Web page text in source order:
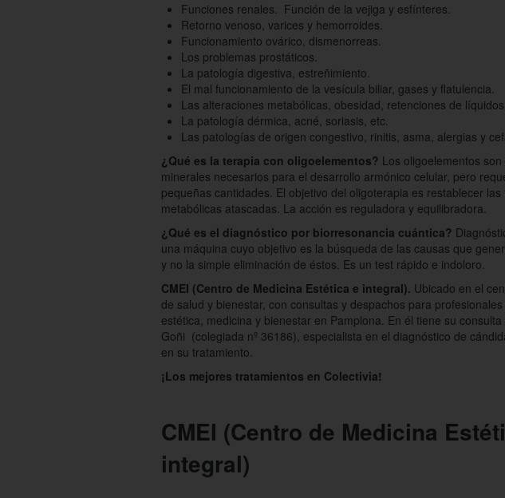
Funciones renales. Función de la vejiga y esfínteres.
Retorno venoso, varices y hemorroides.
Funcionamiento ovárico, dismenorreas.
Los problemas prostáticos.
La patología digestiva, estreñimiento.
El mal funcionamiento de la vesícula biliar, gases y flatulencia.
Las alteraciones metabólicas, obesidad, retenciones de
La patología dérmica, acné, soriasis, etc.
Las patologías de origen congestivo, rinitis, asma, alergias y
¿Qué es la terapia con oligoelementos? Los oligoelementos son
minerales necesarios para el desarrollo armónico celular, pero
pequeñas cantidades. El objetivo del oligoterapia es restablecer las
metabólicas atascadas. La acción es reguladora y equilibradora.
¿Qué es el diagnóstico por biorresonancia cuántica?
una máquina cuyo objetivo es la búsqueda de las causas que
y no la simple eliminación de éstos. Es un test rápido e indoloro.
CMEI (Centro de Medicina Estética e integral). Ubicado en el
de salud y bienestar, con consultas y despachos para
estética, medicina y bienestar en Pamplona. En él tiene su consulta
Goñi (colegiada nº 36186), especialista en el diagnóstico de
en su tratamiento.
¡Los mejores tratamientos en Colectivia!
CMEI (Centro de Medicina
integral)